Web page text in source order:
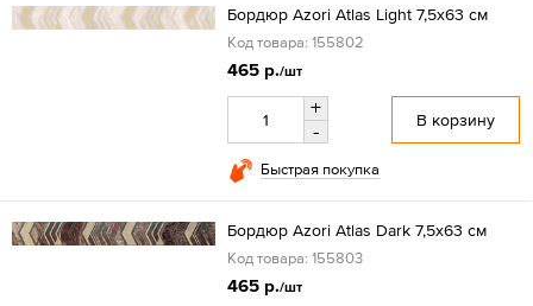
Бордюр Azori Atlas Light 7,5х63 см
Код товара: 155802
465 р./шт
+
-
В корзину
Быстрая покупка
Бордюр Azori Atlas Dark 7,5х63 см
Код товара: 155803
465 р./шт